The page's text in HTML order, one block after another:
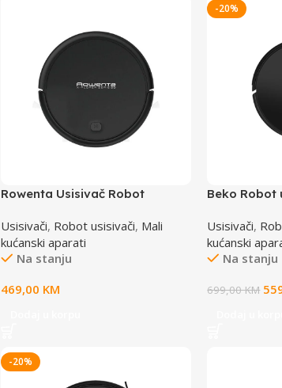
Rowenta Usisivač Robot
Usisivači, Robot usisivači, Mali
kućanski aparati
Na stanju
469,00 KM
-20%
Beko Robot
Usisivači,
kućanski
Na stanju
699,00KM
-20%